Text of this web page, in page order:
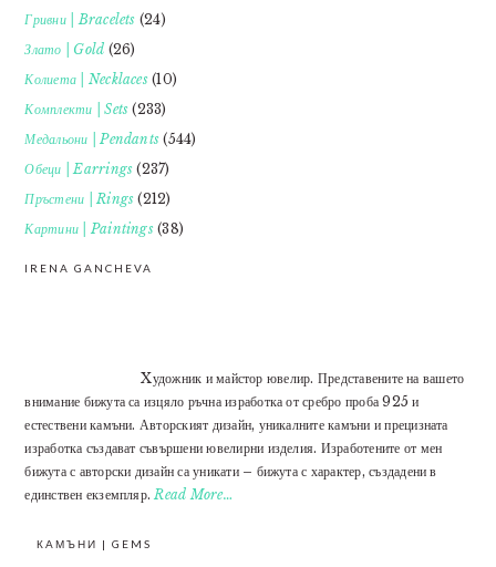
Гривни | Bracelets (24)
Злато | Gold (26)
Колиета | Necklaces(10)
Комплекти | Sets (233)
Медальони | Pendants (544)
Обеци | Earrings (237)
Пръстени | Rings (212)
Картини | Paintings(38)
IRENA GANCHEVA
Xудожник и майстор ювелир. Представените на вашето
внимание бижута са изцяло ръчна изработка от сребро проба 925 и
естествени камъни. Авторският дизайн, уникалните камъни и прецизната
изработка създават съвършени ювелирни изделия. Изработените от мен
бижута с авторски дизайн са уникати – бижута с характер, създадени в
единствен екземпляр.Read More…
КАМЪНИ | GEMS